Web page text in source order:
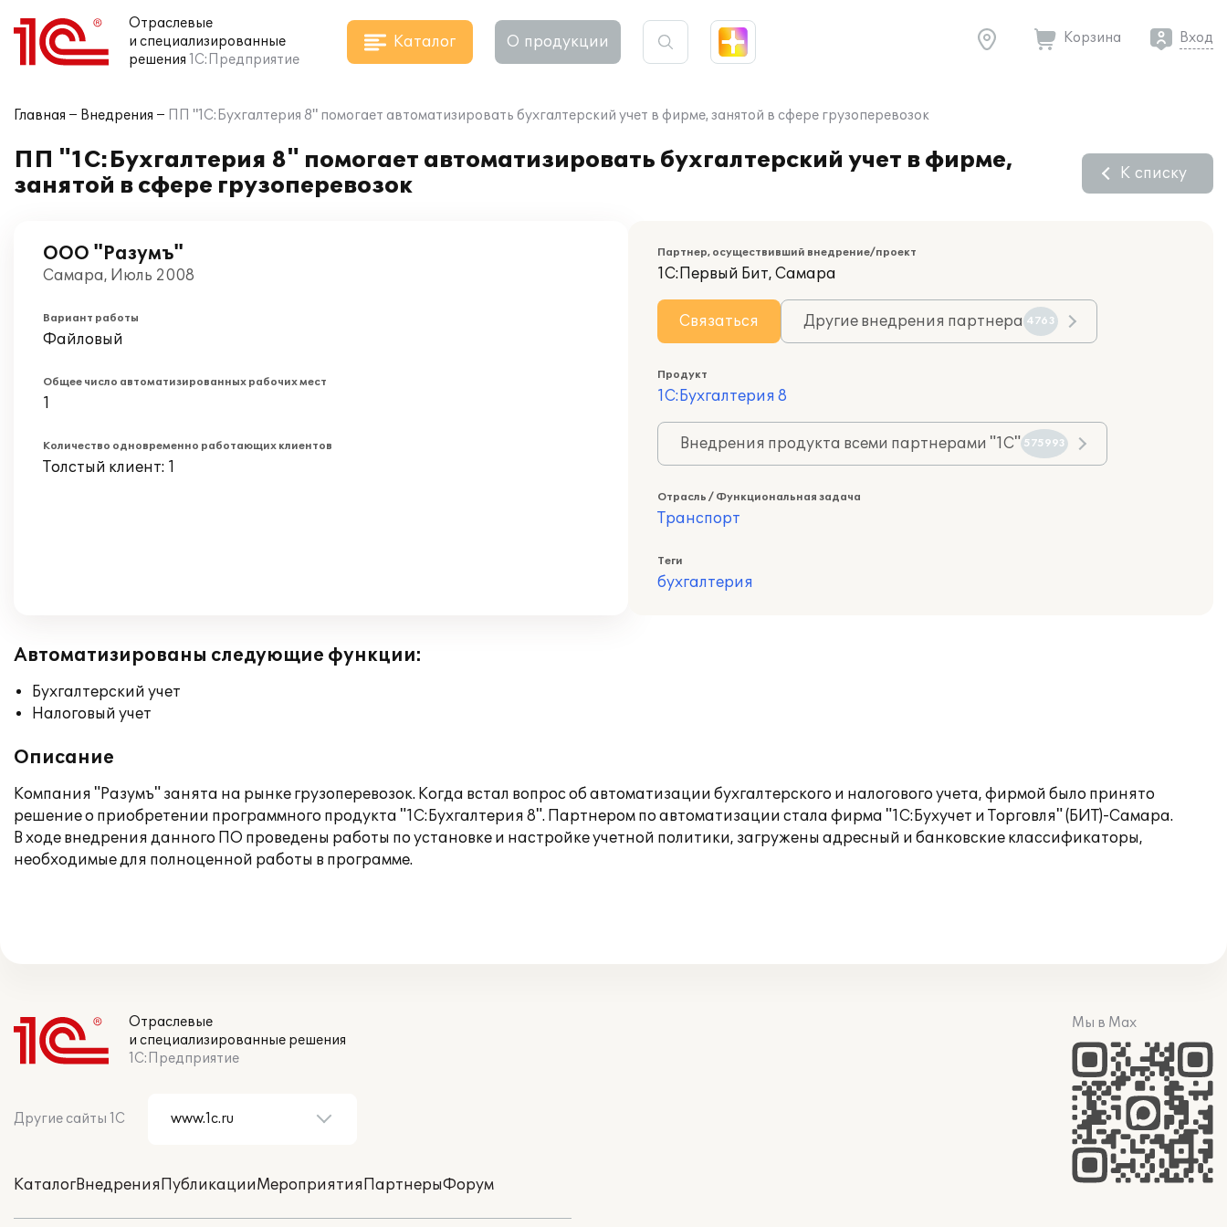
Отраслевые
и специализированные
решения 1С:Предприятие
Каталог О продукции Корзина Вход
Главная Внедрения ПП "1С:Бухгалтерия 8" помогает автоматизировать бухгалтерский учет в фирме, занятой в сфере грузоперевозок
ПП "1С:Бухгалтерия 8" помогает автоматизировать бухгалтерский учет в фирме,
занятой в сфере грузоперевозок
К списку
ООО "Разумъ"
Самара, Июль 2008
Вариант работы
Файловый
Общее число автоматизированных рабочих мест
1
Количество одновременно работающих клиентов
Толстый клиент: 1
Партнер, осуществивший внедрение/проект
1С:Первый Бит, Самара
Связаться Другие внедрения партнера 4763
Продукт
1С:Бухгалтерия 8
Внедрения продукта всеми партнерами "1С" 575993
Отрасль / Функциональная задача
Транспорт
Теги
бухгалтерия
Автоматизированы следующие функции:
Бухгалтерский учет
Налоговый учет
Описание
Компания "Разумъ" занята на рынке грузоперевозок. Когда встал вопрос об автоматизации бухгалтерского и налогового учета, фирмой было принято
решение о приобретении программного продукта "1С:Бухгалтерия 8". Партнером по автоматизации стала фирма "1С:Бухучет и Торговля" (БИТ)-Самара.
В ходе внедрения данного ПО проведены работы по установке и настройке учетной политики, загружены адресный и банковские классификаторы,
необходимые для полноценной работы в программе.
Отраслевые
и специализированные решения
1С:Предприятие
Другие сайты 1С
КаталогВнедренияПубликацииМероприятияПартнерыФорум
Мы в Max